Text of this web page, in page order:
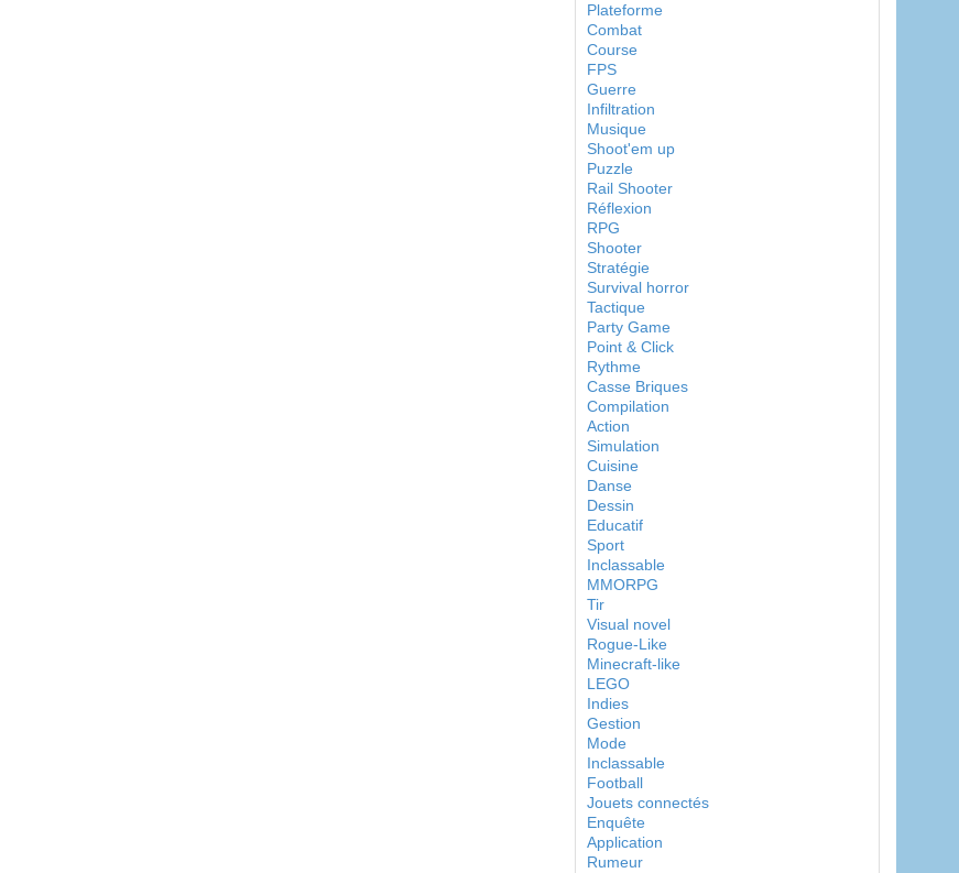
Plateforme
Combat
Course
FPS
Guerre
Infiltration
Musique
Shoot'em up
Puzzle
Rail Shooter
Réflexion
RPG
Shooter
Stratégie
Survival horror
Tactique
Party Game
Point & Click
Rythme
Casse Briques
Compilation
Action
Simulation
Cuisine
Danse
Dessin
Educatif
Sport
Inclassable
MMORPG
Tir
Visual novel
Rogue-Like
Minecraft-like
LEGO
Indies
Gestion
Mode
Inclassable
Football
Jouets connectés
Enquête
Application
Rumeur